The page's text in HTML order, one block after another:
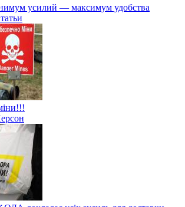
усилий — максимум удобства